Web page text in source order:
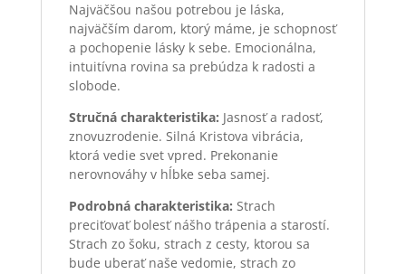
Najväčšou našou potrebou je láska,
najväčším darom, ktorý máme, je schopnosť
a pochopenie lásky k sebe. Emocionálna,
intuitívna rovina sa prebúdza k radosti a
slobode.
Stručná charakteristika: Jasnosť a radosť,
znovuzrodenie. Silná Kristova vibrácia,
ktorá vedie svet vpred. Prekonanie
nerovnováhy v hĺbke seba samej.
Podrobná charakteristika: Strach
preciťovať bolesť nášho trápenia a starostí.
Strach zo šoku, strach z cesty, ktorou sa
bude uberať naše vedomie, strach zo